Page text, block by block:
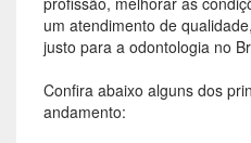
um atendimento de
justo para a odontologia no
Confira abaixo alguns dos
andamento: